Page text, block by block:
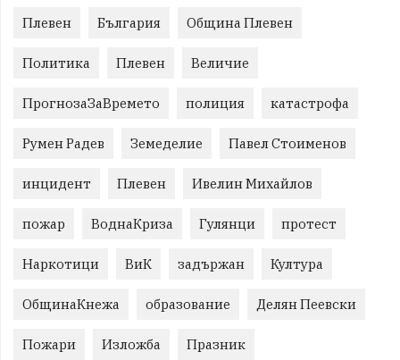
Плевен България Община Плевен
Политика Плевен Величие
ПрогнозаЗаВремето полиция катастрофа
Румен Радев Земеделие Павел Стоименов
инцидент Плевен Ивелин Михайлов
пожар ВоднаКриза Гулянци протест
Наркотици ВиК задържан Култура
ОбщинаКнежа образование Делян Пеевски
Пожари Изложба Празник